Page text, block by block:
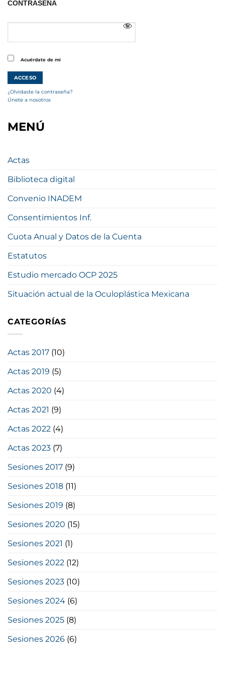
CONTRASEÑA
Acuérdate de mí
¿Olvidaste la contraseña?
Únete a nosotros
MENÚ
Actas
Biblioteca digital
Convenio INADEM
Consentimientos Inf.
Cuota Anual y Datos de la Cuenta
Estatutos
Estudio mercado OCP 2025
Situación actual de la Oculoplástica Mexicana
CATEGORÍAS
Actas 2017 (10)
Actas 2019 (5)
Actas 2020 (4)
Actas 2021 (9)
Actas 2022 (4)
Actas 2023 (7)
Sesiones 2017 (9)
Sesiones 2018 (11)
Sesiones 2019 (8)
Sesiones 2020 (15)
Sesiones 2021 (1)
Sesiones 2022 (12)
Sesiones 2023 (10)
Sesiones 2024 (6)
Sesiones 2025 (8)
Sesiones 2026 (6)